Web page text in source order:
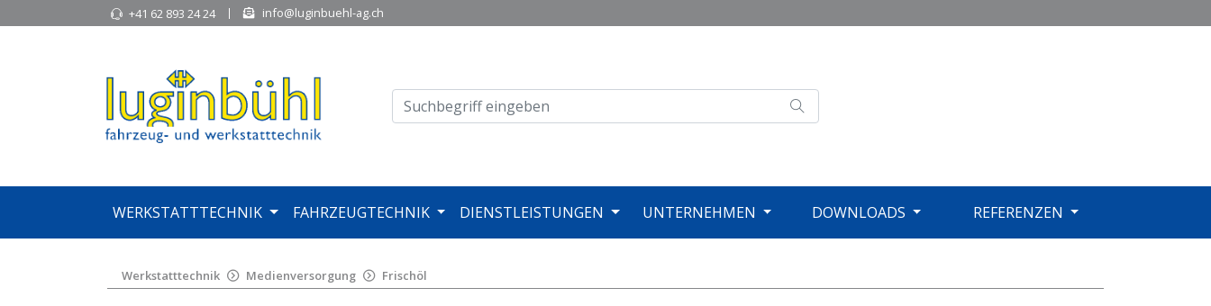
+41 62 893 24 24 info@luginbuehl-ag.ch
WERKSTATTTECHNIK FAHRZEUGTECHNIK DIENSTLEISTUNGEN UNTERNEHMEN DOWNLOADS REFERENZEN
Werkstatttechnik Medienversorgung Frischöl